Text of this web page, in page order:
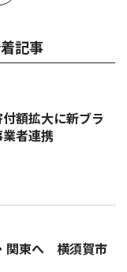
記事
額拡大に新ブラ
者連携
関東へ 横須賀市